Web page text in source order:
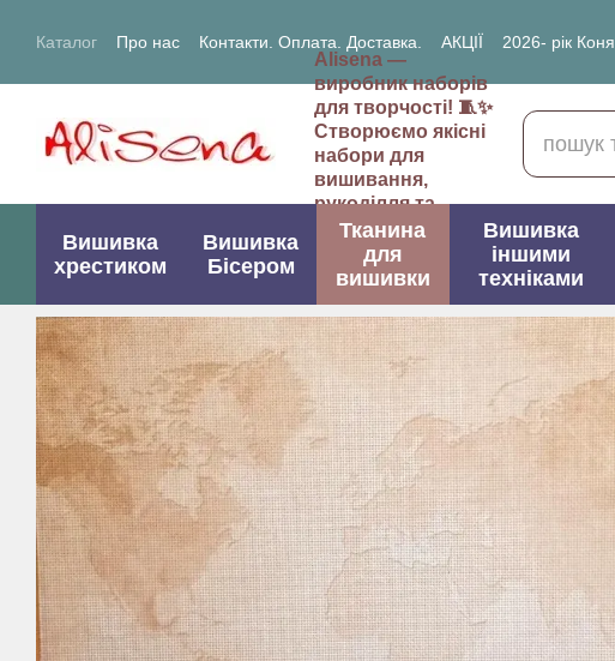
Каталог
Про нас Контакти. Оплата. Доставка. АКЦІЇ
2026- рік Коня
Alisena —
виробник наборів
для творчості! 🧵✨
Створюємо якісні
набори для
вишивання,
рукоділля та
творчих проектів.
Вишивка
хрестиком
Вишивка
Бісером
Тканина
для
вишивки
Вишивка
іншими
техніками